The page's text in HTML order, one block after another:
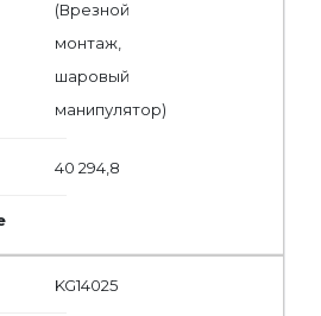
(Врезной
монтаж,
шаровый
манипулятор)
40 294,8
KG14025